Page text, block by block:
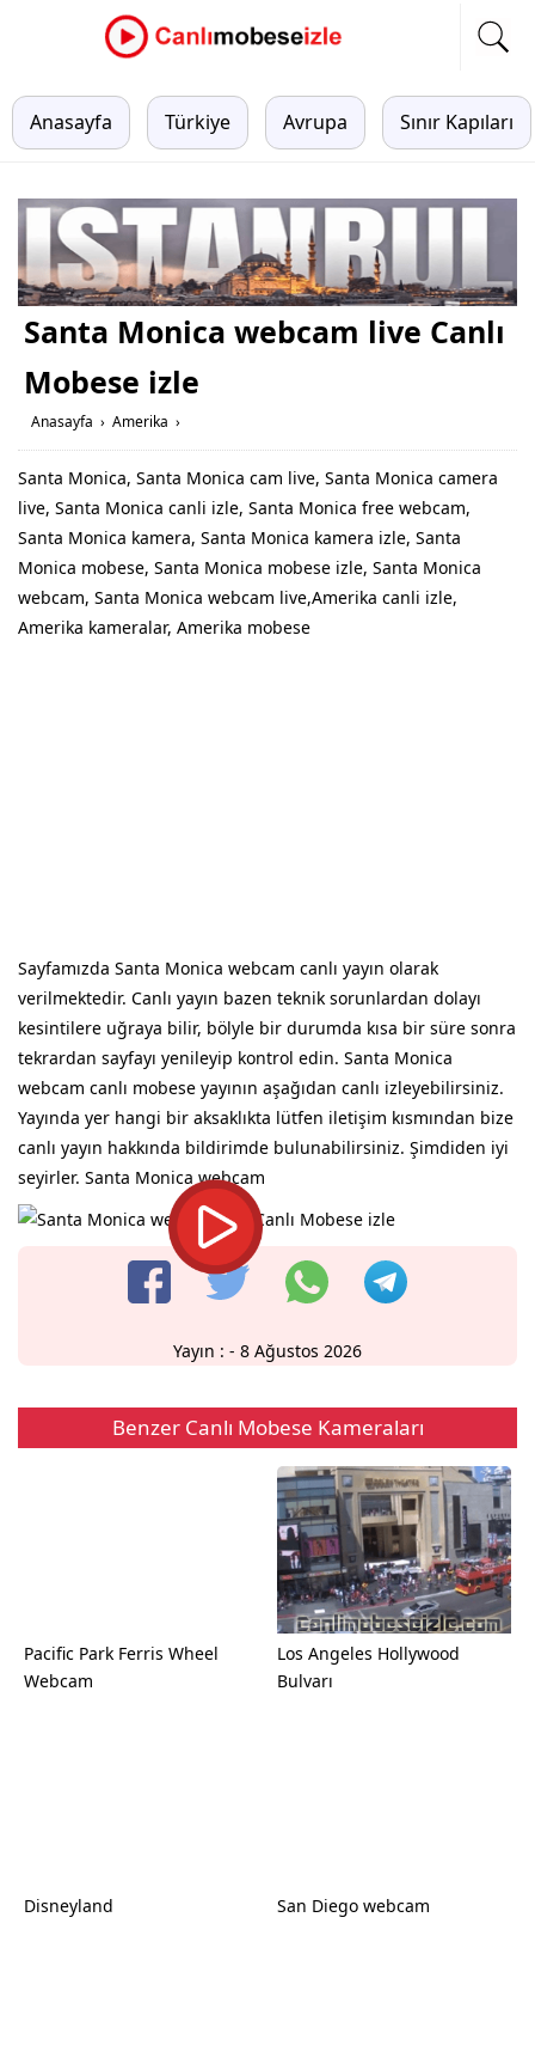
Anasayfa Türkiye Avrupa Sınır Kapıları
Santa Monica webcam live Canlı
Mobese izle
Anasayfa › Amerika ›
Santa Monica, Santa Monica cam live, Santa Monica camera
live, Santa Monica canli izle, Santa Monica free webcam,
Santa Monica kamera, Santa Monica kamera izle, Santa
Monica mobese, Santa Monica mobese izle, Santa Monica
webcam, Santa Monica webcam live,Amerika canli izle,
Amerika kameralar, Amerika mobese
Sayfamızda Santa Monica webcam canlı yayın olarak
verilmektedir. Canlı yayın bazen teknik sorunlardan dolayı
kesintilere uğraya bilir, bölyle bir durumda kısa bir süre sonra
tekrardan sayfayı yenileyip kontrol edin. Santa Monica
webcam canlı mobese yayının aşağıdan canlı izleyebilirsiniz.
Yayında yer hangi bir aksaklıkta lütfen iletişim kısmından bize
canlı yayın hakkında bildirimde bulunabilirsiniz. Şimdiden iyi
seyirler. Santa Monica webcam
Yayın : - 8 Ağustos 2026
Benzer Canlı Mobese Kameraları
Pacific Park Ferris Wheel
Webcam
Los Angeles Hollywood
Bulvarı
Disneyland San Diego webcam